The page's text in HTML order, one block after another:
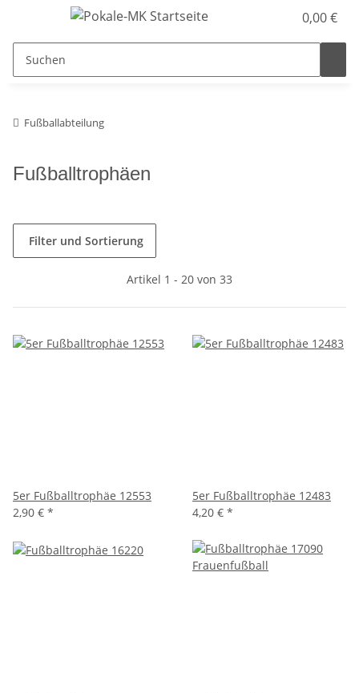
0,00 €
Fußballabteilung
Fußballtrophäen
Filter und Sortierung
Artikel 1 - 20 von 33
5er Fußballtrophäe 12553
2,90 € *
5er Fußballtrophäe 12483
4,20 € *